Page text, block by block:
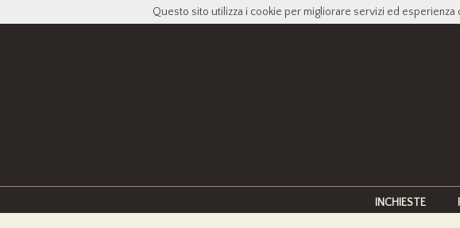
INCHIESTE
Questo sito utilizza i cookie per migliorare servizi ed